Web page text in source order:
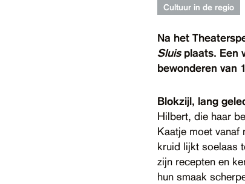
Na het
Sluisplaats. Een
bewonderen van
Cultuur in de regio
Blokzijl, lang
Hilbert, die haar
Kaatje moet vanaf
kruid lijkt soelaas
zijn recepten en
hun smaak